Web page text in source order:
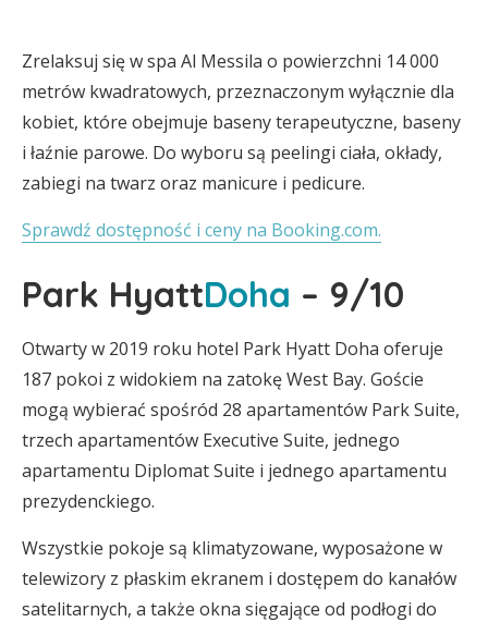
Zrelaksuj się w spa Al Messila o powierzchni 14 000
metrów kwadratowych, przeznaczonym wyłącznie dla
kobiet, które obejmuje baseny terapeutyczne, baseny
i łaźnie parowe. Do wyboru są peelingi ciała, okłady,
zabiegi na twarz oraz manicure i pedicure.
Sprawdź dostępność i ceny na Booking.com.
Park HyattDoha – 9/10
Otwarty w 2019 roku hotel Park Hyatt Doha oferuje
187 pokoi z widokiem na zatokę West Bay. Goście
mogą wybierać spośród 28 apartamentów Park Suite,
trzech apartamentów Executive Suite, jednego
apartamentu Diplomat Suite i jednego apartamentu
prezydenckiego.
Wszystkie pokoje są klimatyzowane, wyposażone w
telewizory z płaskim ekranem i dostępem do kanałów
satelitarnych, a także okna sięgające od podłogi do